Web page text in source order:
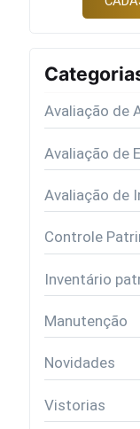
Avaliação de
Avaliação de
Avaliação de
Controle
Inventário
Manutenção
Novidades
Vistorias